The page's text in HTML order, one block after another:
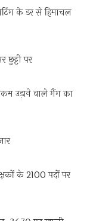
के डर से हिमाचल
छुट्टी पर
उड़ाने वाले गैंग का
के 2100 पदों पर